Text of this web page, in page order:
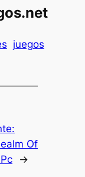
juegos
Of
→